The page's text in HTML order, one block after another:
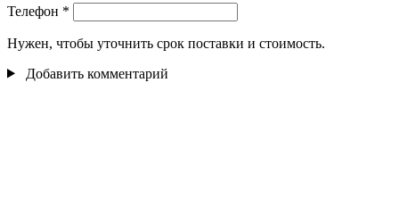
Телефон *
Нужен, чтобы уточнить срок поставки и стоимость.
Добавить комментарий